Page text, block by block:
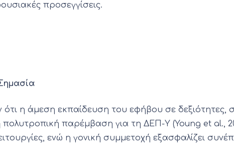
προσεγγίσεις.
ότι η άμεση εκπαίδευση του εφήβου σε δεξιότητες,
πολυτροπική παρέμβαση για τη ΔΕΠ-Υ (Young et al.,
ενώ η γονική συμμετοχή εξασφαλίζει